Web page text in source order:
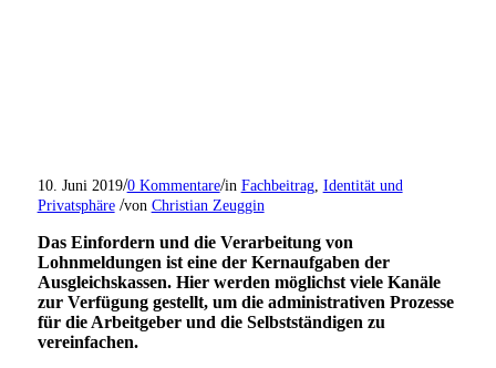
10. Juni 2019/0 Kommentare/in Fachbeitrag, Identität und
Privatsphäre /von Christian Zeuggin
Das Einfordern und die Verarbeitung von
Lohnmeldungen ist eine der Kernaufgaben der
Ausgleichskassen. Hier werden möglichst viele Kanäle
zur Verfügung gestellt, um die administrativen Prozesse
für die Arbeitgeber und die Selbstständigen zu
vereinfachen.